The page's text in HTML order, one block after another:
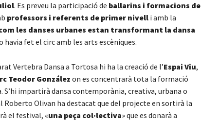
. Es preveu la participació de ballarins i formacions de
professors i referents de primer nivelli amb la
les danses urbanes estan transformant la dansa
havia fet el circ amb les arts escèniques.
Vertebra Dansa a Tortosa hi ha la creació de l’Espai Viu,
Teodor González on es concentrarà tota la formació
impartirà dansa contemporània, creativa, urbana o
Olivan ha destacat que del projecte en sortirà la
el festival, «una peça col·lectiva» que es donarà a